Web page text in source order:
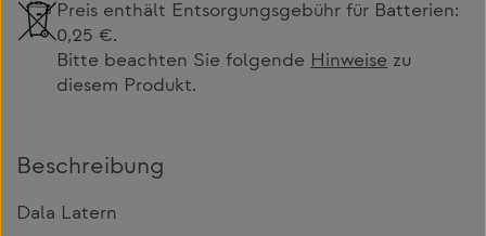
Preis enthält Entsorgungsgebühr für Batterien:
0,25 €.
Bitte beachten Sie folgende Hinweise zu
diesem Produkt.
Beschreibung
Dala Latern